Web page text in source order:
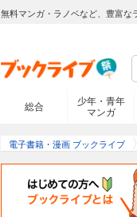
無料マンガ・ラノベなど、豊富な
総合
少年・青年
マンガ
電子書籍・漫画 ブックライブ